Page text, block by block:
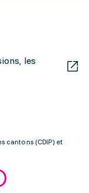
les
cantons (CDIP) et